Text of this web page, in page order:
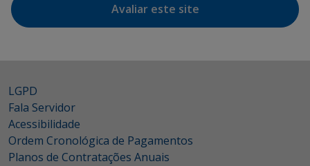
Avaliar este site
LGPD
Fala Servidor
Acessibilidade
Ordem Cronológica de Pagamentos
Planos de Contratações Anuais